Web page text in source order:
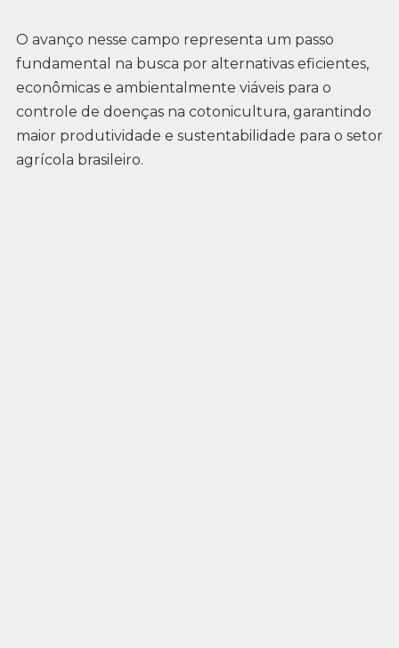
O avanço nesse campo representa um passo
fundamental na busca por alternativas eficientes,
econômicas e ambientalmente viáveis para o
controle de doenças na cotonicultura, garantindo
maior produtividade e sustentabilidade para o setor
agrícola brasileiro.